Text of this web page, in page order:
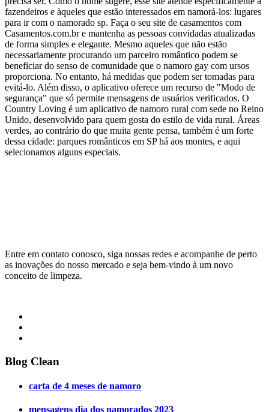
fazendeiros e àqueles que estão interessados em namorá-los: lugares
para ir com o namorado sp. Faça o seu site de casamentos com
Casamentos.com.br e mantenha as pessoas convidadas atualizadas
de forma simples e elegante. Mesmo aqueles que não estão
necessariamente procurando um parceiro romântico podem se
beneficiar do senso de comunidade que o namoro gay com ursos
proporciona. No entanto, há medidas que podem ser tomadas para
evitá-lo. Além disso, o aplicativo oferece um recurso de "Modo de
segurança" que só permite mensagens de usuários verificados. O
Country Loving é um aplicativo de namoro rural com sede no Reino
Unido, desenvolvido para quem gosta do estilo de vida rural. Áreas
verdes, ao contrário do que muita gente pensa, também é um forte
dessa cidade: parques românticos em SP há aos montes, e aqui
selecionamos alguns especiais.
Entre em contato conosco, siga nossas redes e acompanhe de perto
as inovações do nosso mercado e seja bem-vindo à um novo
conceito de limpeza.
Blog Clean
carta de 4 meses de namoro
mensagens dia dos namorados 2023